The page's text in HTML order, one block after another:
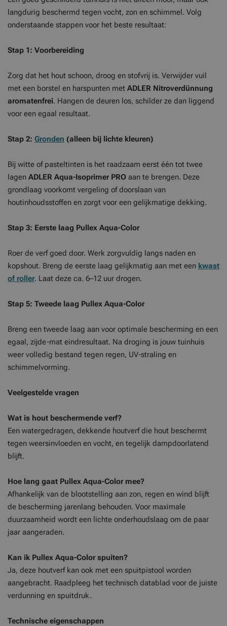
langdurig beschermd tegen vocht, zon en schimmel. Volg
onderstaande stappen voor het beste resultaat:
Stap 1: Voorbereiding
Zorg dat het hout schoon, droog en stofvrij is. Verwijder vuil
met een borstel en harspunten met ADLER Nitroverdünnung
aromatenfrei. Hangen de deuren los, schilder ze dan liggend
voor een egaal resultaat.
Stap 2: Gronden (alleen bij lichte kleuren)
Bij witte of pasteltinten is het raadzaam eerst één tot twee
lagen ADLER Aqua-Isoprimer PRO aan te brengen. Deze
grondlaag voorkomt vergeling of doorslaan van
houtinhoudsstoffen en zorgt voor een gelijkmatige dekking.
Stap 3: Eerste laag Pullex Aqua-Color
Roer de verf goed door. Werk zorgvuldig langs naden en
kopshout. Breng de eerste laag gelijkmatig aan met een kwast
of roller. Laat deze ca. 6–12 uur drogen.
Stap 5: Tweede laag Pullex Aqua-Color
Breng een tweede laag aan voor optimale bescherming en een
egaal, zijde-mat eindresultaat. Na droging is jouw tuinhuis
weer volledig bestand tegen regen, UV-straling en
schimmelvorming.
Veelgestelde vragen
Wat is hout beschermende verf?
Een watergedragen, dekkende houtverf die hout beschermt
tegen weersinvloeden en vocht, en tegelijk dampdoorlatend
blijft.
Hoe lang gaat Pullex Aqua-Color mee?
Afhankelijk van de blootstelling aan zon, regen en wind blijft
de bescherming jarenlang behouden. Voor maximale
duurzaamheid wordt een lichte onderhoudslaag om de paar
jaar aangeraden.
Kan ik Pullex Aqua-Color spuiten?
Ja, deze houtverf kan ook met een spuitpistool worden
aangebracht. Raadpleeg het technisch datablad voor de juiste
verdunning en spuitdruk.
Technische eigenschappen